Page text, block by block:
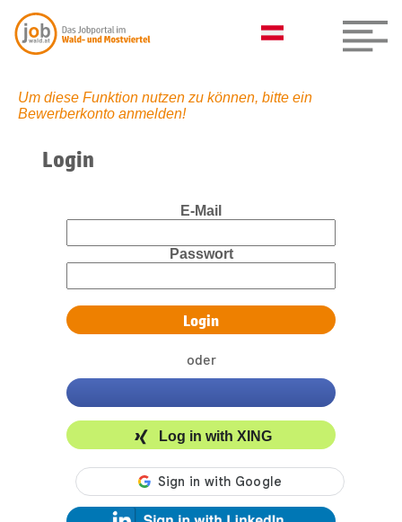
Um diese Funktion nutzen zu können, bitte ein
Bewerberkonto anmelden!
Login
E-Mail
Passwort
oder
Log in with XING